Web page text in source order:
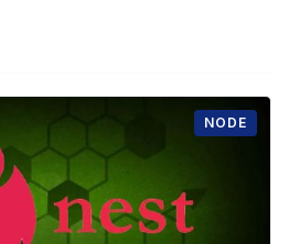
NODE